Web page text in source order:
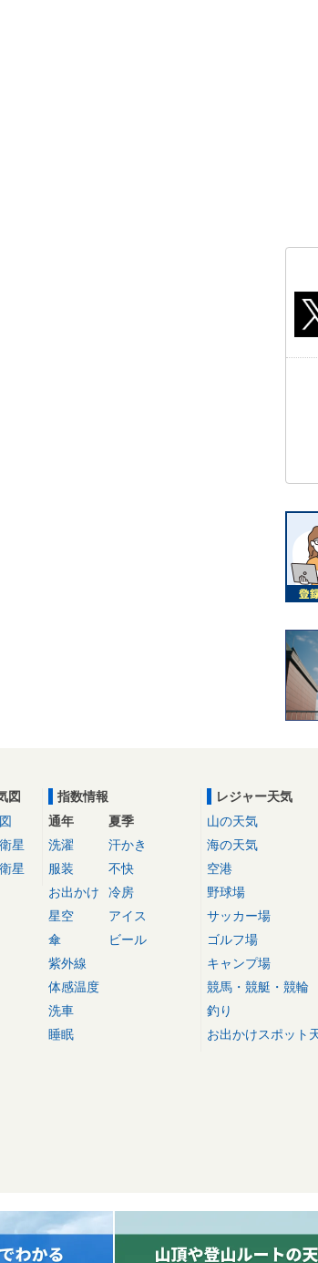
図
星
星
指数情報
通年
洗濯
服装
お出かけ
星空
傘
紫外線
体感温度
洗車
睡眠
夏季
汗かき
不快
冷房
アイス
ビール
レジャー天気
山の天気
海の天気
空港
野球場
サッカー場
ゴルフ場
キャンプ場
競馬・競艇・競輪
釣り
お出かけスポット